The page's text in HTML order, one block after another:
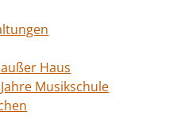
Haus
Musikschule